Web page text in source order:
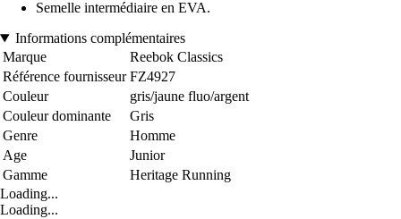
Semelle intermédiaire en EVA.
Informations complémentaires
Marque
Reebok Classics
Référence fournisseur FZ4927
Couleur
gris/jaune fluo/argent
Couleur dominante
Gris
Genre
Homme
Age
Junior
Gamme
Heritage Running
Loading...
Loading...